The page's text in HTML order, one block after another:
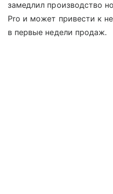
замедлил производство
Pro и может привести к
в первые недели продаж.